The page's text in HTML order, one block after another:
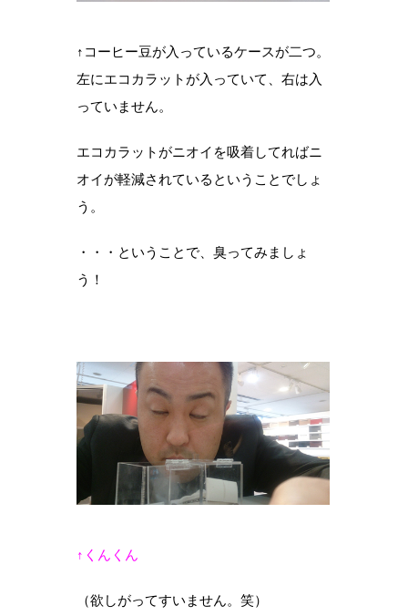
↑コーヒー豆が入っているケースが二つ。
左にエコカラットが入っていて、右は入
っていません。
エコカラットがニオイを吸着してればニ
オイが軽減されているということでしょ
う。
・・・ということで、臭ってみましょ
う！
↑くんくん
（欲しがってすいません。笑）